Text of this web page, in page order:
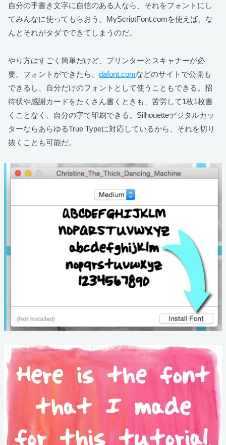
自分の手書き文字に自信のある人なら、それをフォントにし
てみんなに使ってもらおう。MyScriptFont.comを使えば、な
んとそれがタダでできてしまうのだ。
やり方はすごく簡単だけど、プリンターとスキャナーが必
要。フォントができたら、 dafont.comなどのサイトで公開も
できるし、自分だけのフォントとして使うこともできる。招
待状や感謝カードをたくさん書くときも、苦労して1枚1枚書
くことなく、自分の字で印刷できる。Silhouetteデジタルカッ
ターならあらゆるTrue Typeに対応しているから、それを切り
抜くことも可能だ。